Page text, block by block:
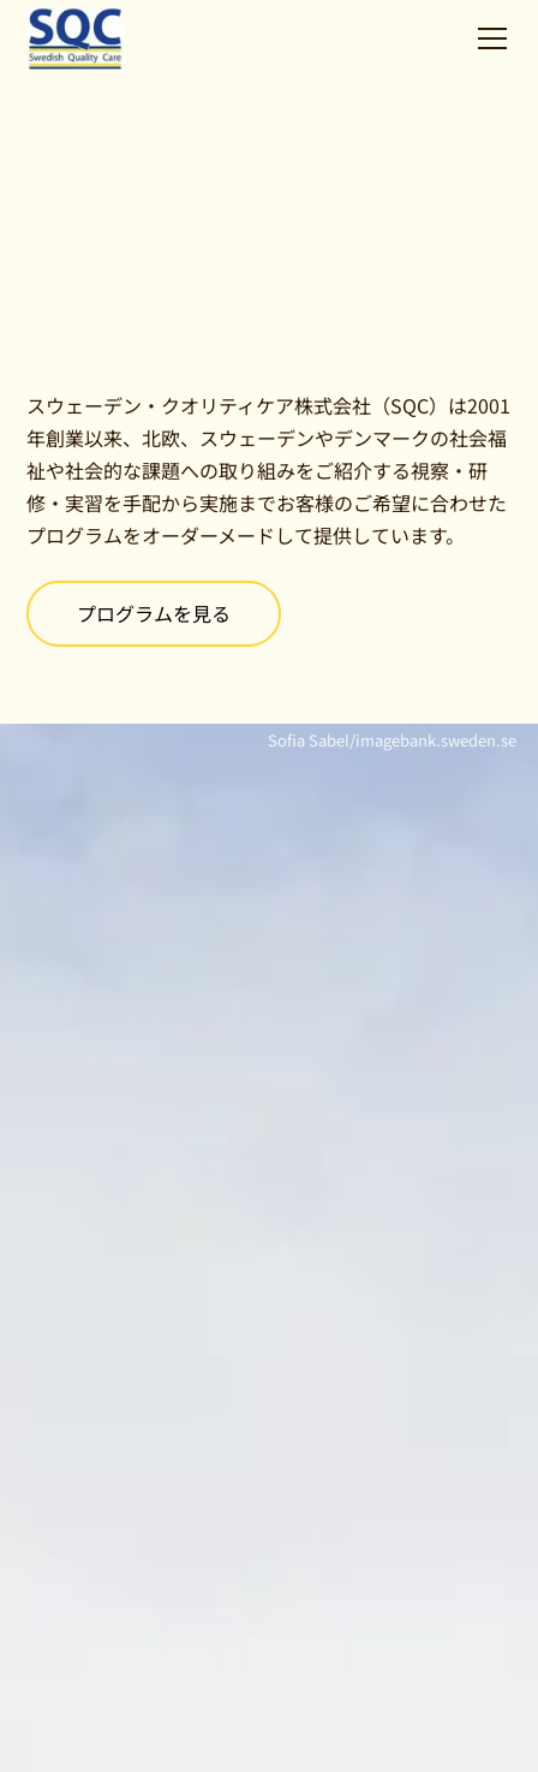
スウェーデン・クオリティケア株式会社（SQC）は2001
年創業以来、北欧、スウェーデンやデンマークの社会福
祉や社会的な課題への取り組みをご紹介する視察・研
修・実習を手配から実施までお客様のご希望に合わせた
プログラムをオーダーメードして提供しています。
プログラムを見る
Sofia Sabel/imagebank.sweden.se